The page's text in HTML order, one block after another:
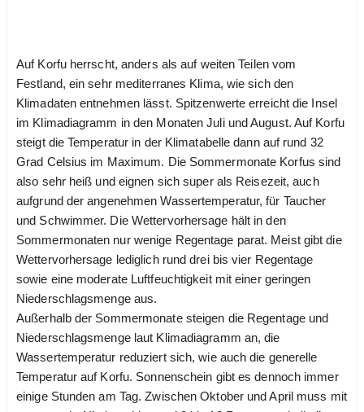
Auf Korfu herrscht, anders als auf weiten Teilen vom
Festland, ein sehr mediterranes Klima, wie sich den
Klimadaten entnehmen lässt. Spitzenwerte erreicht die Insel
im Klimadiagramm in den Monaten Juli und August. Auf Korfu
steigt die Temperatur in der Klimatabelle dann auf rund 32
Grad Celsius im Maximum. Die Sommermonate Korfus sind
also sehr heiß und eignen sich super als Reisezeit, auch
aufgrund der angenehmen Wassertemperatur, für Taucher
und Schwimmer. Die Wettervorhersage hält in den
Sommermonaten nur wenige Regentage parat. Meist gibt die
Wettervorhersage lediglich rund drei bis vier Regentage
sowie eine moderate Luftfeuchtigkeit mit einer geringen
Niederschlagsmenge aus.
Außerhalb der Sommermonate steigen die Regentage und
Niederschlagsmenge laut Klimadiagramm an, die
Wassertemperatur reduziert sich, wie auch die generelle
Temperatur auf Korfu. Sonnenschein gibt es dennoch immer
einige Stunden am Tag. Zwischen Oktober und April muss mit